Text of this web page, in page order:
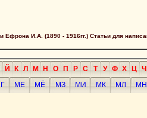
Ефрона И.А. (1890 - 1916гг.) Статьи для
Й К Л М Н О П Р С Т У Ф Х Ц Ч
МЕ МЁ МЗ МИ МК МЛ
МН